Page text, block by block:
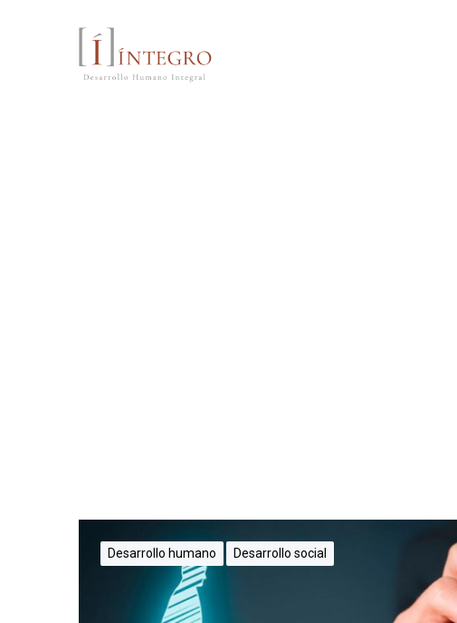
Desarrollo humano Desarrollo social